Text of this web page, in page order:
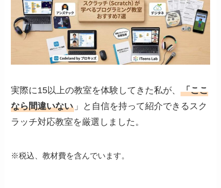
実際に15以上の教室を体験してきた私が、「ここ
なら間違いない 」と自信を持って紹介できるスク
ラッチ対応教室を厳選しました。
※税込、教材費を含んでいます。